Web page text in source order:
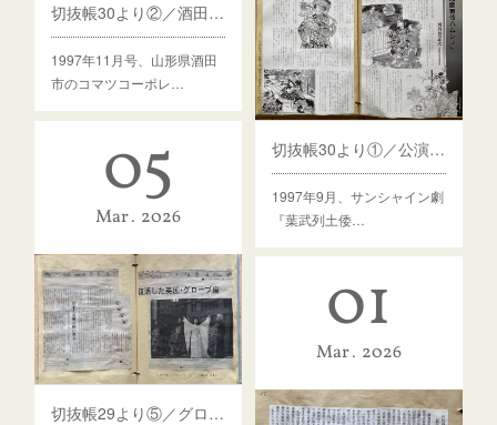
切抜帳30より②／酒田歌舞伎インタビュー記事など
1997年11月号、山形県酒田
市のコマツコーポレ…
切抜帳30より①／公演プログラム
1997年9月、サンシャイン劇
『葉武列土倭…
05
Mar 2026
切抜帳29より⑤／グローブ座
01
Mar 2026